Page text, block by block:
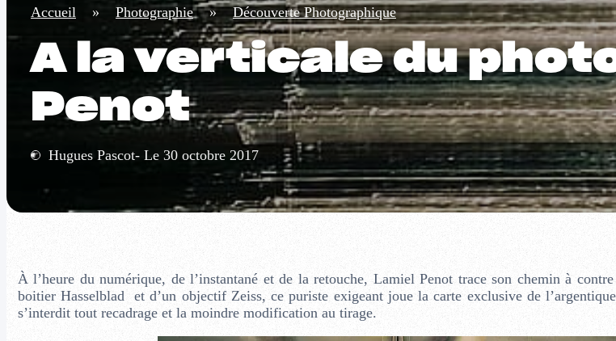
Accueil » Photographie » Découverte Photographique
A la verticale du
Penot
Hugues Pascot- Le 30 octobre 2017
À l’heure du numérique, de l’instantané et de la retouche, Lamiel Penot trace son chemin à
boitier Hasselblad et d’un objectif Zeiss, ce puriste exigeant joue la carte exclusive de
s’interdit tout recadrage et la moindre modification au tirage.